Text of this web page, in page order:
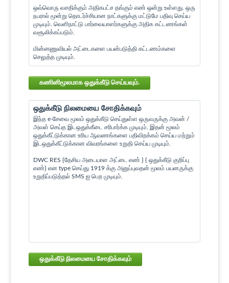
ஒவ்வொரு வசதிக்கும் அதிகபட்ச தங்கும் எண் ஒன்று உள்ளது. ஒரு
நபரால் மூன்று தொடர்ச்சியான நாட்களுக்கு மட்டுமே பதிவு செய்ய
முடியும். வெளிநாட்டு பார்வையாளர்களுக்கு அதிக கட்டணங்கள்
வசூலிக்கப்படும்.
மின்னணுவியல் அட்டைகளை பயன்படுத்தி கட்டணம்களை
செலுத்த முடியும்.
கணினிமூலமாக ஒதுக்கீடு செய்யவும்.
ஒதுக்கீடு நிலமையை சோதிக்கவும்
இந்த e-சேவை மூலம் ஒதுக்கீடு செய்துள்ள ஒருவருக்கு அவன் /
அவள் செய்த இடஒதுக்கீடை சரிபார்க்க முடியும். இதன் மூலம்
ஒதுக்கீட்டுக்கான உரிய ஆவணங்களை பதிவிறக்கம் செய்ய மற்றும்
இடஒதுக்கீட்டுக்கான விவரங்களை உறுதி செய்ய முடியும்.
DWC RES {தேசிய அடையாள அட்டை எண் } { ஒதுக்கீடு குறிப்பு
எண்} என type செய்து 1919 க்கு அனுப்புவதன் மூலம் பயனருக்கு
உறுதிப்படுத்தல் SMS ஐ பெற முடியும்.
ஒதுக்கீடு நிலமையை சோதிக்கவும்